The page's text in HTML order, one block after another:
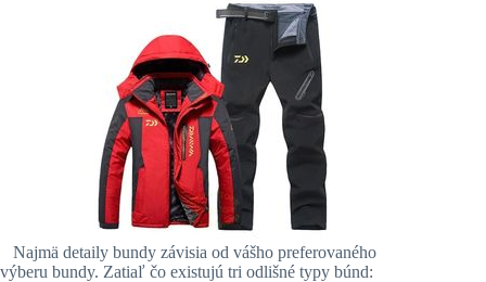
Najmä detaily bundy závisia od vášho preferovaného
výberu bundy. Zatiaľ čo existujú tri odlišné typy búnd: